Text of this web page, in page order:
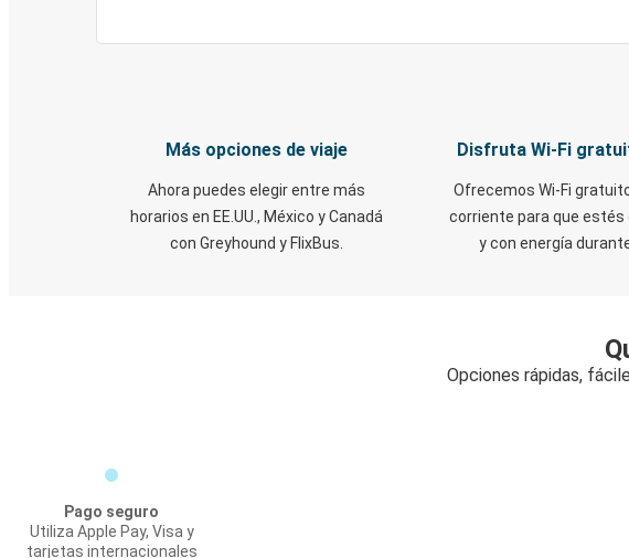
Más opciones de viaje
Ahora puedes elegir entre más
horarios en EE.UU., México y Canadá
con Greyhound y FlixBus.
Disfruta Wi-Fi
Ofrecemos Wi-Fi
corriente para que
y con energía
Opciones rápidas,
Pago seguro
Utiliza Apple Pay, Visa y
tarjetas internacionales